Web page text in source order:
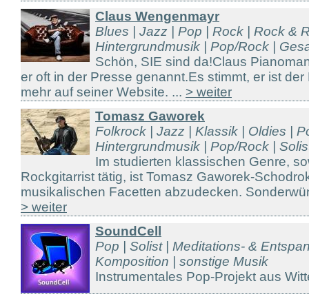
Claus Wengenmayr
Blues | Jazz | Pop | Rock | Rock &
Hintergrundmusik | Pop/Rock |
Schön, SIE sind da!Claus
er oft in der Presse genannt.Es stimmt, er ist
mehr auf seiner Website. ... > weiter
Tomasz Gaworek
Folkrock | Jazz | Klassik | Oldies |
Hintergrundmusik | Pop/Rock |
Im studierten klassischen Genre,
Rockgitarrist tätig, ist Tomasz Gaworek-
musikalischen Facetten abzudecken.
> weiter
SoundCell
Pop | Solist | Meditations- &
Komposition | sonstige Musik
Instrumentales Pop-Projekt aus